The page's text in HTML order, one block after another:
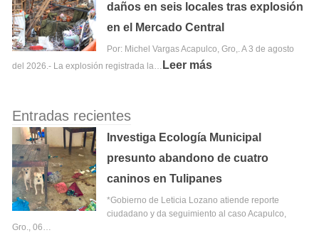
daños en seis locales tras explosión
en el Mercado Central
Por: Michel Vargas Acapulco, Gro,. A 3 de agosto
del 2026.- La explosión registrada la… Leer más
Entradas recientes
Investiga Ecología Municipal
presunto abandono de cuatro
caninos en Tulipanes
*Gobierno de Leticia Lozano atiende reporte
ciudadano y da seguimiento al caso Acapulco,
Gro., 06…